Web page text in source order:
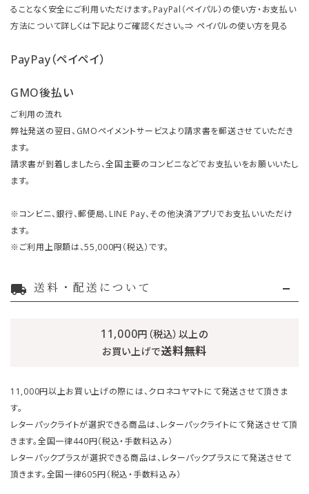
ることなく安全にご利用いただけます。PayPal（ペイパル）の使い方・お支払い
方法について詳しくは下記よりご確認ください。⇒ ペイパルの使い方を見る
PayPay（ペイペイ）
GMO後払い
ご利用の流れ
弊社発送の翌日、GMOペイメントサービスより請求書を郵送させていただき
ます。
請求書が到着しましたら、全国主要のコンビニなどでお支払いをお願いいたし
ます。
※コンビニ、銀行、郵便局、LINE Pay、その他決済アプリでお支払いいただけ
ます。
※ご利用上限額は、55,000円（税込）です。
local_shipping 送料・配送について
11,000円（税込）以上の
お買い上げで送料無料
11,000円以上お買い上げの際には、クロネコヤマトにて発送させて頂きま
す。
レターパックライトが選択できる商品は、レターパックライトにて発送させて頂
きます。全国一律440円（税込・手数料込み）
レターパックプラスが選択できる商品は、レターパックプラスにて発送させて
頂きます。全国一律605円（税込・手数料込み）